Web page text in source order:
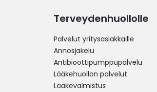
Terveydenhuollolle
Palvelut yritysasiakkaille
Annosjakelu
Antibioottipumppupalvelu
Lääkehuollon palvelut
Lääkevalmistus